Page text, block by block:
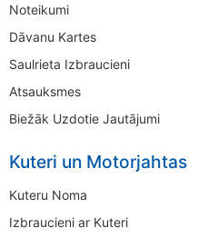
Noteikumi
Dāvanu Kartes
Saulrieta Izbraucieni
Atsauksmes
Biežāk Uzdotie Jautājumi
Kuteri un Motorjahtas
Kuteru Noma
Izbraucieni ar Kuteri